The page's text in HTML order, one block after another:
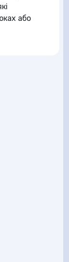
або